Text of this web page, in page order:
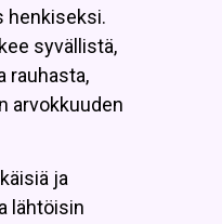
henkiseksi.
syvällistä,
rauhasta,
arvokkuuden
ja
lähtöisin